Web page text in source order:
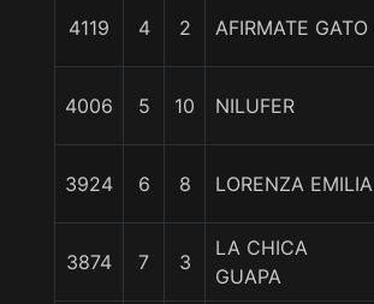
4119 4 2 AFIRMATE GATO
4006 5 10 NILUFER
3924 6 8 LORENZA EMILIA
3874 7 3
LA CHICA
GUAPA